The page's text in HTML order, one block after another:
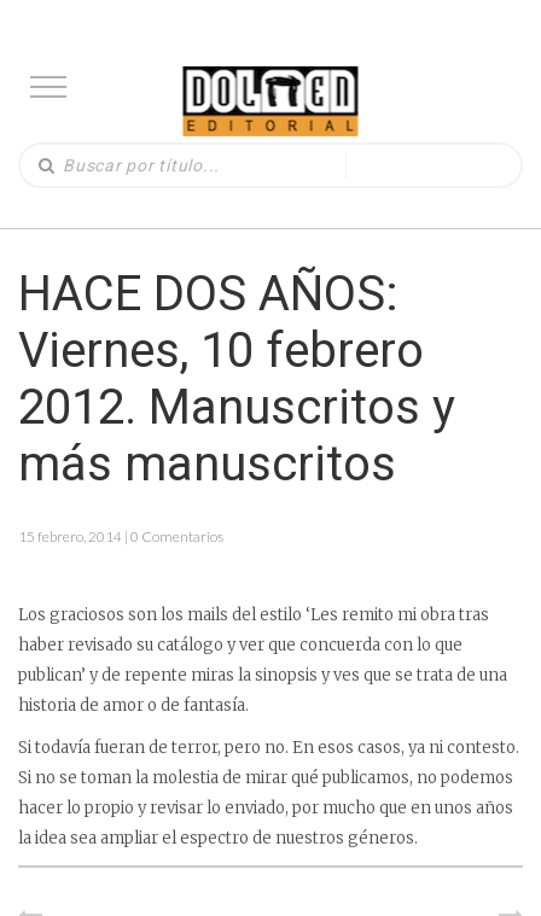
HACE DOS AÑOS:
Viernes, 10 febrero
2012. Manuscritos y
más manuscritos
15 febrero, 2014 | 0 Comentarios
Los graciosos son los mails del estilo ‘Les remito mi obra tras
haber revisado su catálogo y ver que concuerda con lo que
publican’ y de repente miras la sinopsis y ves que se trata de una
historia de amor o de fantasía.
Si todavía fueran de terror, pero no. En esos casos, ya ni contesto.
Si no se toman la molestia de mirar qué publicamos, no podemos
hacer lo propio y revisar lo enviado, por mucho que en unos años
la idea sea ampliar el espectro de nuestros géneros.